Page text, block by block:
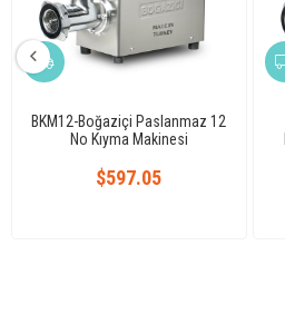
BKM12-Boğaziçi Paslanmaz 12
No Kıyma Makinesi
$597.05